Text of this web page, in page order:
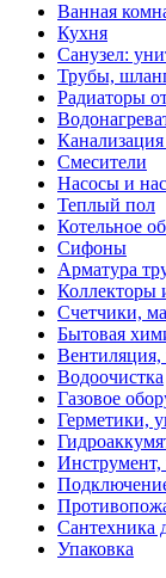
Ванная
Кухня
Санузел:
Трубы,
Радиаторы
Смесители
Насосы и
Теплый пол
Котельное
Сифоны
Арматура
Коллекторы
Счетчики,
Бытовая
Вентиляция,
Водоочистка
Газовое
Герметики,
Инструмент,
Сантехника
Упаковка